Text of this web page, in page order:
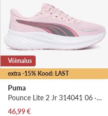
extra -15% Kood: LAST
Võimalus
Puma
Pounce Lite 2 Jr 314041 06 · Jooksujalatsid
Praegune hind
46,99€